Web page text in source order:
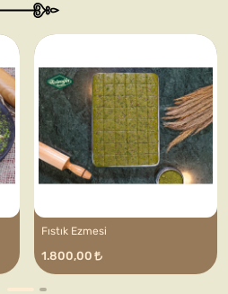
Fıstık Ezmesi
1.800,00